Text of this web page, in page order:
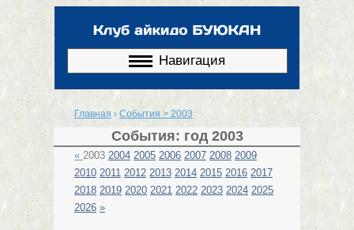
основному
Навигация
Вы здесь
Главная › События > 2003
События: год 2003
« 2003 2004 2005 2006 2007 2008 2009
2010 2011 2012 2013 2014 2015 2016 2017
2018 2019 2020 2021 2022 2023 2024 2025
2026 »